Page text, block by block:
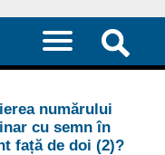
numărului
cu semn în
față de doi (2)?